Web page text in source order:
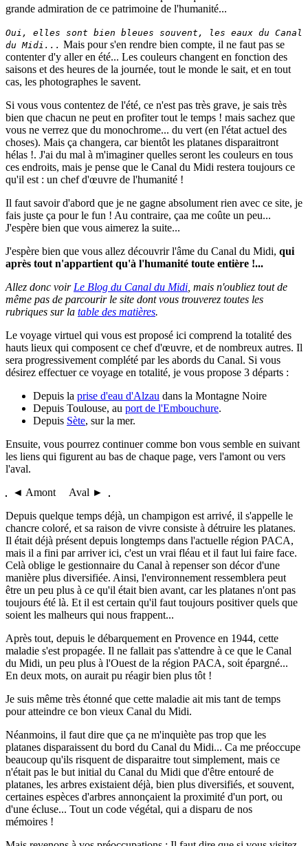
grande admiration de ce patrimoine de l'humanité...
Oui, elles sont bien bleues souvent, les eaux du Canal
du Midi... Mais pour s'en rendre bien compte, il ne faut pas se
contenter d'y aller en été... Les couleurs changent en fonction des
saisons et des heures de la journée, tout le monde le sait, et en tout
cas, les photographes le savent.
Si vous vous contentez de l'été, ce n'est pas très grave, je sais très
bien que chacun ne peut en profiter tout le temps ! mais sachez que
vous ne verrez que du monochrome... du vert (en l'état actuel des
choses). Mais ça changera, car bientôt les platanes disparaitront
hélas !. J'ai du mal à m'imaginer quelles seront les couleurs en tous
ces endroits, mais je pense que le Canal du Midi restera toujours ce
qu'il est : un chef d'œuvre de l'humanité !
Il faut savoir d'abord que je ne gagne absolument rien avec ce site, je
fais juste ça pour le fun ! Au contraire, çaa me coûte un peu...
J'espère bien que vous aimerez la suite...
J'espère bien que vous allez découvrir l'âme du Canal du Midi, qui
après tout n'appartient qu'à l'humanité toute entière !...
Allez donc voir Le Blog du Canal du Midi , mais n'oubliez tout de
même pas de parcourir le site dont vous trouverez toutes les
rubriques sur la table des matières.
Le voyage virtuel qui vous est proposé ici comprend la totalité des
hauts lieux qui composent ce chef d'œuvre, et de nombreux autres. Il
sera progressivement complété par les abords du Canal. Si vous
désirez effectuer ce voyage en totalité, je vous propose 3 départs :
Depuis la prise d'eau d'Alzau dans la Montagne Noire
Depuis Toulouse, au port de l'Embouchure.
Depuis Sète, sur la mer.
Ensuite, vous pourrez continuer comme bon vous semble en suivant
les liens qui figurent au bas de chaque page, vers l'amont ou vers
l'aval.
◄ Amont Aval ►
Depuis quelque temps déjà, un champigon est arrivé, il s'appelle le
chancre coloré, et sa raison de vivre consiste à détruire les platanes.
Il était déjà présent depuis longtemps dans l'actuelle région PACA,
mais il a fini par arriver ici, c'est un vrai fléau et il faut lui faire face.
Celà oblige le gestionnaire du Canal à repenser son décor d'une
manière plus diversifiée. Ainsi, l'environnement ressemblera peut
être un peu plus à ce qu'il était bien avant, car les platanes n'ont pas
toujours été là. Et il est certain qu'il faut toujours positiver quels que
soient les malheurs qui nous frappent...
Après tout, depuis le débarquement en Provence en 1944, cette
maladie s'est propagée. Il ne fallait pas s'attendre à ce que le Canal
du Midi, un peu plus à l'Ouest de la région PACA, soit épargné...
En deux mots, on aurait pu réagir bien plus tôt !
Je suis même très étonné que cette maladie ait mis tant de temps
pour atteindre ce bon vieux Canal du Midi.
Néanmoins, il faut dire que ça ne m'inquiète pas trop que les
platanes disparaissent du bord du Canal du Midi... Ca me préoccupe
beaucoup qu'ils risquent de disparaitre tout simplement, mais ce
n'était pas le but initial du Canal du Midi que d'être entouré de
platanes, les arbres existaient déjà, bien plus diversifiés, et souvent,
certaines espèces d'arbres annonçaient la proximité d'un port, ou
d'une écluse... Tout un code végétal, qui a disparu de nos
mémoires !